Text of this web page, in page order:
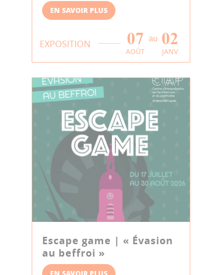
EN SAVOIR PLUS
EXPOSITION 07
AOÛT
au 02
JANV
Escape game | « Évasion
au beffroi »
EN SAVOIR PLUS